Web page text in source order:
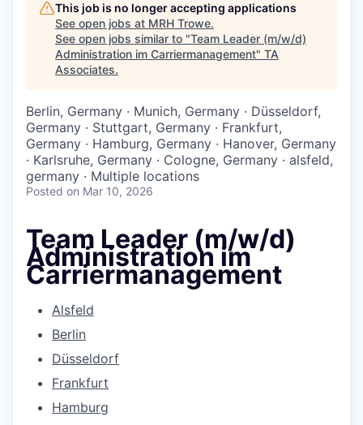
This job is no longer accepting applications
See open jobs at MRH Trowe.
See open jobs similar to "Team Leader (m/w/d)
Administration im Carriermanagement" TA
Associates.
Berlin, Germany · Munich, Germany · Düsseldorf,
Germany · Stuttgart, Germany · Frankfurt,
Germany · Hamburg, Germany · Hanover, Germany
· Karlsruhe, Germany · Cologne, Germany · alsfeld,
germany · Multiple locations
Posted on Mar 10, 2026
Team Leader (m/w/d)
Administration im
Carriermanagement
Alsfeld
Berlin
Düsseldorf
Frankfurt
Hamburg